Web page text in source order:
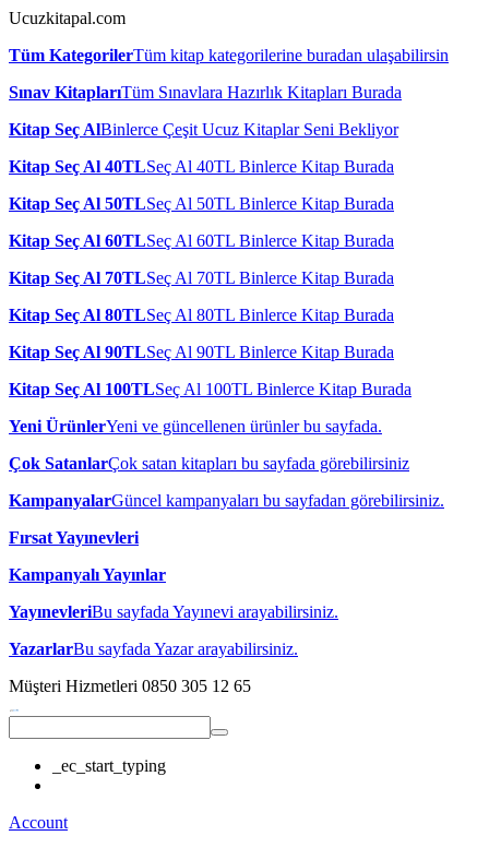
Ucuzkitapal.com
Tüm KategorilerTüm kitap kategorilerine buradan ulaşabilirsin
Sınav KitaplarıTüm Sınavlara Hazırlık Kitapları Burada
Kitap Seç AlBinlerce Çeşit Ucuz Kitaplar Seni Bekliyor
Kitap Seç Al 40TLSeç Al 40TL Binlerce Kitap Burada
Kitap Seç Al 50TLSeç Al 50TL Binlerce Kitap Burada
Kitap Seç Al 60TLSeç Al 60TL Binlerce Kitap Burada
Kitap Seç Al 70TLSeç Al 70TL Binlerce Kitap Burada
Kitap Seç Al 80TLSeç Al 80TL Binlerce Kitap Burada
Kitap Seç Al 90TLSeç Al 90TL Binlerce Kitap Burada
Kitap Seç Al 100TLSeç Al 100TL Binlerce Kitap Burada
Yeni ÜrünlerYeni ve güncellenen ürünler bu sayfada.
Çok SatanlarÇok satan kitapları bu sayfada görebilirsiniz
KampanyalarGüncel kampanyaları bu sayfadan görebilirsiniz.
Fırsat Yayınevleri
Kampanyalı Yayınlar
YayınevleriBu sayfada Yayınevi arayabilirsiniz.
YazarlarBu sayfada Yazar arayabilirsiniz.
Müşteri Hizmetleri 0850 305 12 65
_ec_start_typing
Account